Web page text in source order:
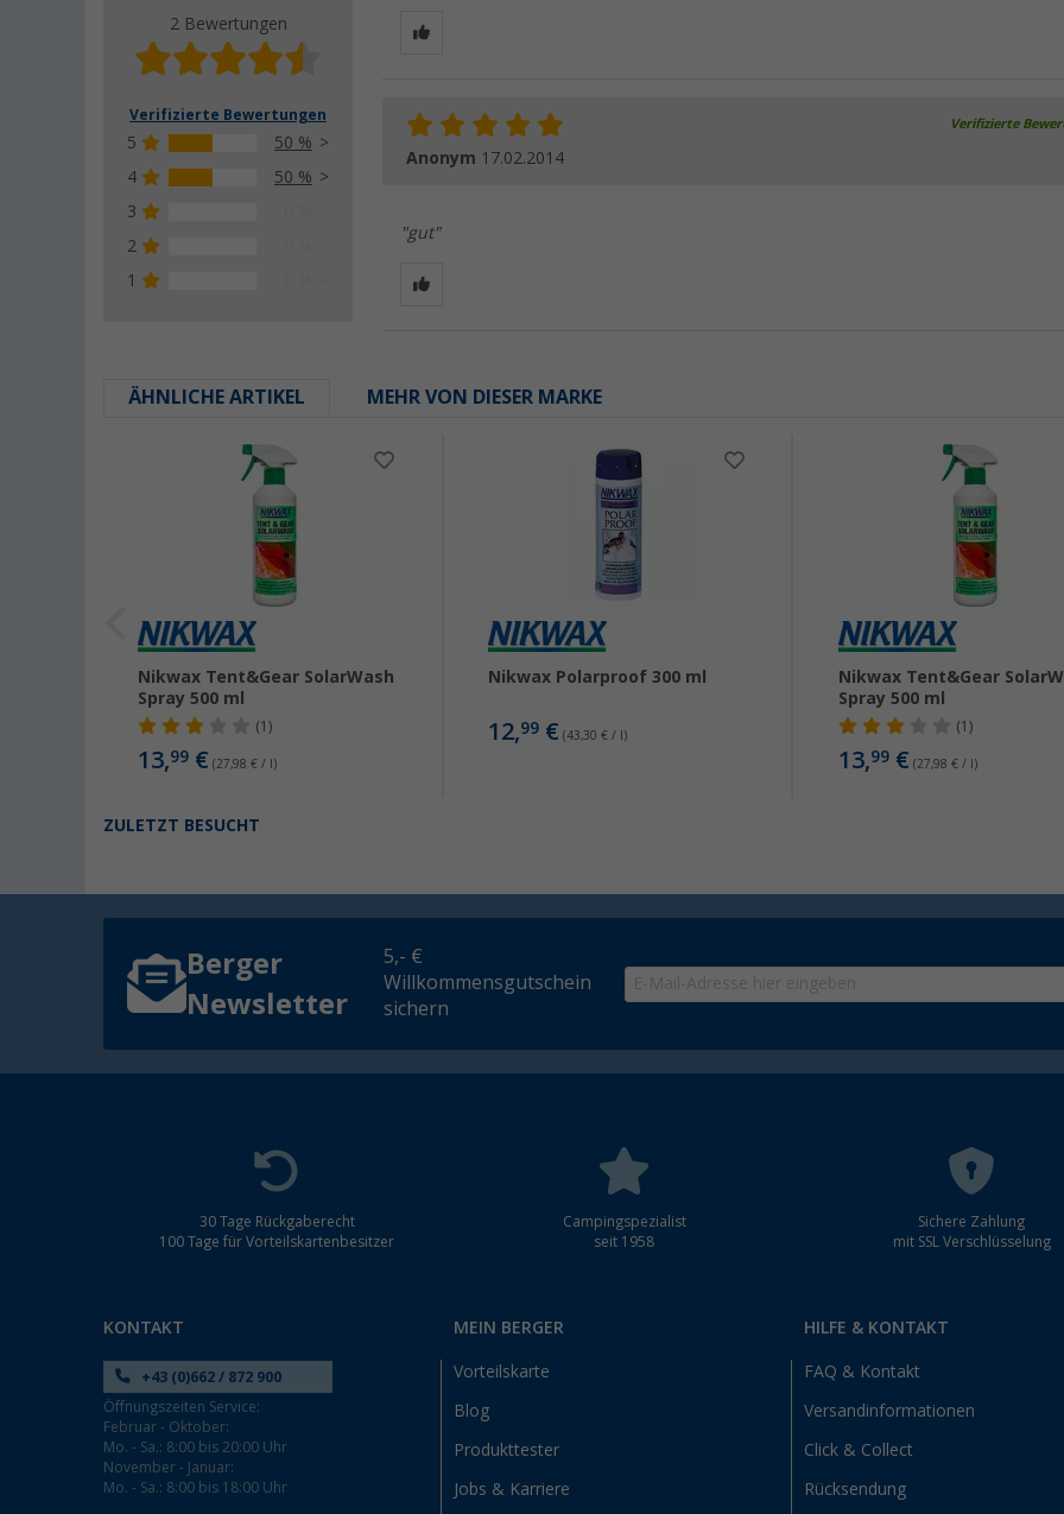
2 Bewertungen
Verifizierte Bewertungen
5
50 %
4
50 %
3
2
1
Verifizierte
Anonym 17.02.2014
"gut"
ÄHNLICHE ARTIKEL MEHR VON DIESER MARKE
Nikwax Tent&Gear SolarWash
Spray 500 ml
(1)
13,99 € (27,98 € / l)
Nikwax Polarproof 300 ml
12,99€ (43,30 € / l)
Nikwax Tent&Gear
Spray 500 ml
(1)
13,99 € (27,98 € / l)
ZULETZT BESUCHT
Berger
Newsletter
5,- €
Willkommensgutschein
sichern
30 Tage Rückgaberecht
100 Tage für Vorteilskartenbesitzer
Campingspezialist
seit 1958
Sichere Zahlung
mit SSL Verschlüsselung
KONTAKT
+43 (0)662 / 872 900
Öffnungszeiten Service:
Februar - Oktober:
Mo. - Sa.: 8:00 bis 20:00 Uhr
November - Januar:
Mo. - Sa.: 8:00 bis 18:00 Uhr
MEIN BERGER
Vorteilskarte
Blog
Produkttester
Jobs & Karriere
HILFE & KONTAKT
FAQ & Kontakt
Versandinformationen
Click & Collect
Rücksendung